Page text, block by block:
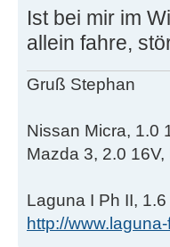
Ist bei mir im
allein fahre,
Gruß Stephan
Nissan Micra, 1.0
Mazda 3, 2.0
Laguna I Ph II,
http://